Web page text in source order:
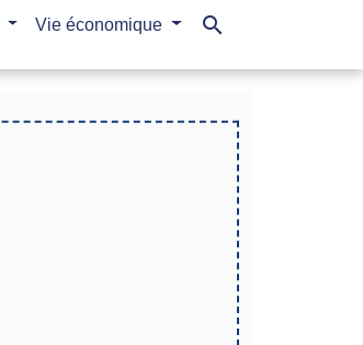
Vie économique search